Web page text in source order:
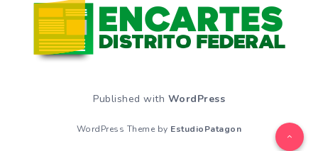
Published with WordPress
WordPress Theme by EstudioPatagon